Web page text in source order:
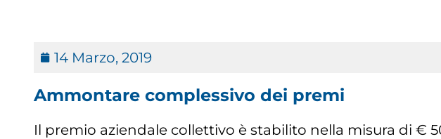
14 Marzo, 2019
Ammontare complessivo dei premi
Il premio aziendale collettivo è stabilito nella misura di €